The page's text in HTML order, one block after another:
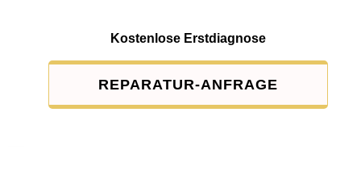
Kostenlose Erstdiagnose
REPARATUR-ANFRAGE